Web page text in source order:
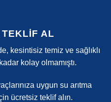
AL
kesintisiz temiz ve sağlıklı
kolay olmamıştı.
uygun su arıtma
ücretsiz teklif alın.